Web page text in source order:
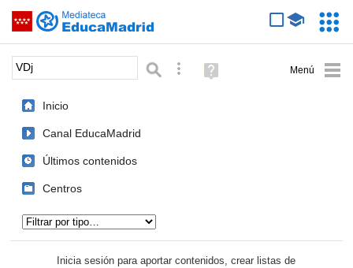
Saltar navegación
Palabra o frase: Búsqueda avanzada
Ayuda
(en
Inicio
Canal EducaMadrid
Últimos contenidos
Centros
Inicia sesión para aportar contenidos, crear listas de